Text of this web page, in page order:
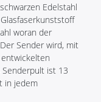
Edelstahl
woran der
Sender wird, mit
entwickelten
ist 13
in jedem